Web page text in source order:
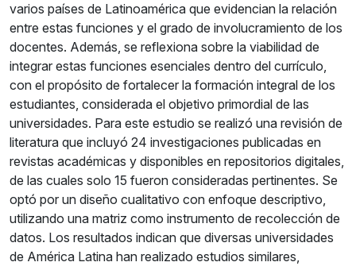
varios países de Latinoamérica que evidencian la relación
entre estas funciones y el grado de involucramiento de los
docentes. Además, se reflexiona sobre la viabilidad de
integrar estas funciones esenciales dentro del currículo,
con el propósito de fortalecer la formación integral de los
estudiantes, considerada el objetivo primordial de las
universidades. Para este estudio se realizó una revisión de
literatura que incluyó 24 investigaciones publicadas en
revistas académicas y disponibles en repositorios digitales,
de las cuales solo 15 fueron consideradas pertinentes. Se
optó por un diseño cualitativo con enfoque descriptivo,
utilizando una matriz como instrumento de recolección de
datos. Los resultados indican que diversas universidades
de América Latina han realizado estudios similares,